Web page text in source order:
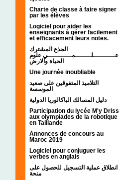
Charte de classe à faire signer
par les élèves
Logiciel pour aider les
enseignants à gérer facilement
et efficacement leurs notes.
الجذع المشترك
عـــــــــــلــــــــمــــــــــــي علوم
الحياة والارض
Une journée inoubliable
التلاميذ المتفوقين على صعيد
الموسسة
دليل المسالك الباكالوريا الدولية
Participation du lycée M'y Driss
aux olympiades de la robotique
en Taillande
Annonces de concours au
Maroc 2019
Logiciel pour conjuguer les
verbes en anglais
انطلاق عملية التسجيل للحصول على
منحة